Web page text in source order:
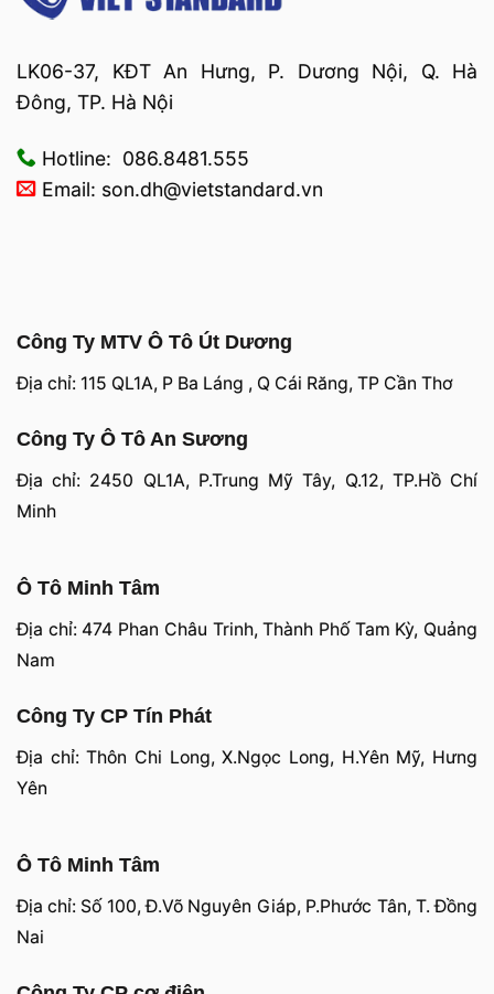
LK06-37, KĐT An Hưng, P. Dương Nội, Q. Hà
Đông, TP. Hà Nội
Hotline: 086.8481.555
Email: son.dh@vietstandard.vn
Công Ty MTV Ô Tô Út Dương
Địa chỉ: 115 QL1A, P Ba Láng , Q Cái Răng, TP Cần Thơ
Công Ty Ô Tô An Sương
Địa chỉ: 2450 QL1A, P.Trung Mỹ Tây, Q.12, TP.Hồ Chí
Minh
Ô Tô Minh Tâm
Địa chỉ: 474 Phan Châu Trinh, Thành Phố Tam Kỳ, Quảng
Nam
Công Ty CP Tín Phát
Địa chỉ: Thôn Chi Long, X.Ngọc Long, H.Yên Mỹ, Hưng
Yên
Ô Tô Minh Tâm
Địa chỉ: Số 100, Đ.Võ Nguyên Giáp, P.Phước Tân, T. Đồng
Nai